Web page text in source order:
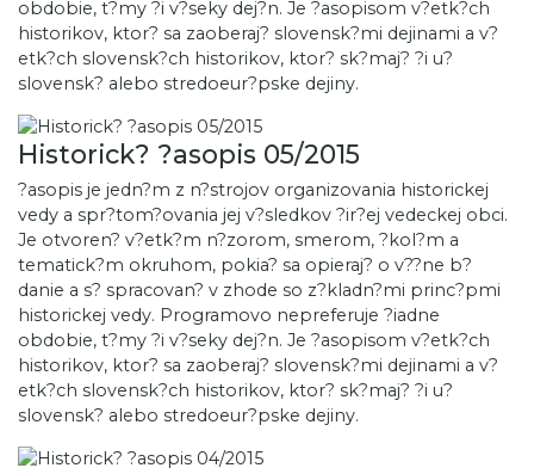
obdobie, t?my ?i v?seky dej?n. Je ?asopisom v?etk?ch
historikov, ktor? sa zaoberaj? slovensk?mi dejinami a v?
etk?ch slovensk?ch historikov, ktor? sk?maj? ?i u?
slovensk? alebo stredoeur?pske dejiny.
Historick? ?asopis 05/2015
?asopis je jedn?m z n?strojov organizovania historickej
vedy a spr?tom?ovania jej v?sledkov ?ir?ej vedeckej obci.
Je otvoren? v?etk?m n?zorom, smerom, ?kol?m a
tematick?m okruhom, pokia? sa opieraj? o v??ne b?
danie a s? spracovan? v zhode so z?kladn?mi princ?pmi
historickej vedy. Programovo nepreferuje ?iadne
obdobie, t?my ?i v?seky dej?n. Je ?asopisom v?etk?ch
historikov, ktor? sa zaoberaj? slovensk?mi dejinami a v?
etk?ch slovensk?ch historikov, ktor? sk?maj? ?i u?
slovensk? alebo stredoeur?pske dejiny.